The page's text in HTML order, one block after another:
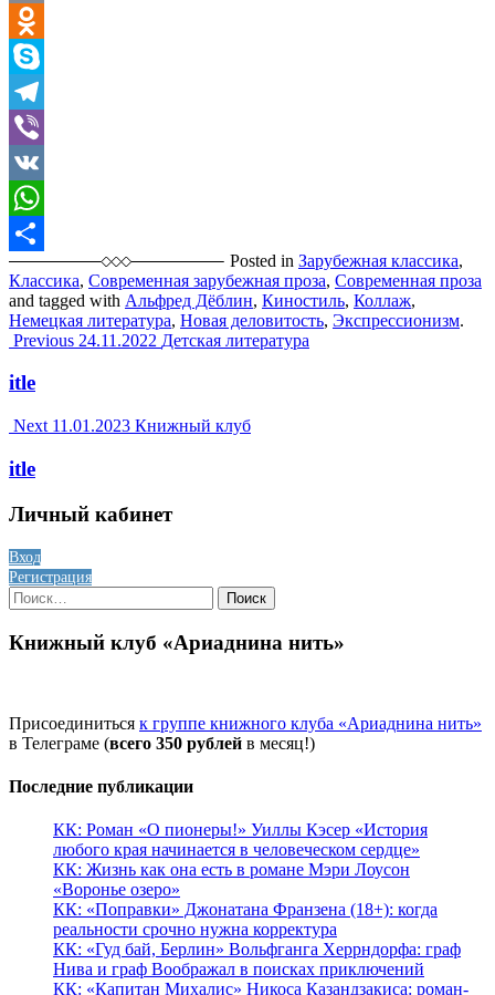
Email
Odnoklassniki
Skype
Telegram
Viber
VK
WhatsApp
Отправить
Posted in Зарубежная классика,
Классика, Современная зарубежная проза, Современная проза
and tagged with Альфред Дёблин, Киностиль, Коллаж,
Немецкая литература, Новая деловитость, Экспрессионизм.
Post
navigation
Previous 24.11.2022 Детская литература
itle
Next 11.01.2023 Книжный клуб
itle
Личный кабинет
Вход
Регистрация
Найти:
Книжный клуб «Ариаднина нить»
Присоединиться к группе книжного клуба «Ариаднина нить»
в Телеграме (всего 350 рублей в месяц!)
Последние публикации
КК: Роман «О пионеры!» Уиллы Кэсер «История
любого края начинается в человеческом сердце»
КК: Жизнь как она есть в романе Мэри Лоусон
«Воронье озеро»
КК: «Поправки» Джонатана Франзена (18+): когда
реальности срочно нужна корректура
КК: «Гуд бай, Берлин» Вольфганга Херрндорфа: граф
Нива и граф Воображал в поисках приключений
КК: «Капитан Михалис» Никоса Казандзакиса: роман-